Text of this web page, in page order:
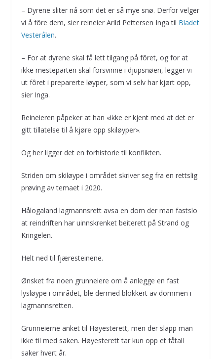
– Dyrene sliter nå som det er så mye snø. Derfor velger
vi å fôre dem, sier reineier Arild Pettersen Inga til Bladet
Vesterålen.
– For at dyrene skal få lett tilgang på fôret, og for at
ikke mesteparten skal forsvinne i djupsnøen, legger vi
ut fôret i preparerte løyper, som vi selv har kjørt opp,
sier Inga.
Reineieren påpeker at han «ikke er kjent med at det er
gitt tillatelse til å kjøre opp skiløyper».
Og her ligger det en forhistorie til konflikten.
Striden om skiløype i området skriver seg fra en rettslig
prøving av temaet i 2020.
Hålogaland lagmannsrett avsa en dom der man fastslo
at reindriften har uinnskrenket beiterett på Strand og
Kringelen.
Helt ned til fjæresteinene.
Ønsket fra noen grunneiere om å anlegge en fast
lysløype i området, ble dermed blokkert av dommen i
lagmannsretten.
Grunneierne anket til Høyesterett, men der slapp man
ikke til med saken. Høyesterett tar kun opp et fåtall
saker hvert år.